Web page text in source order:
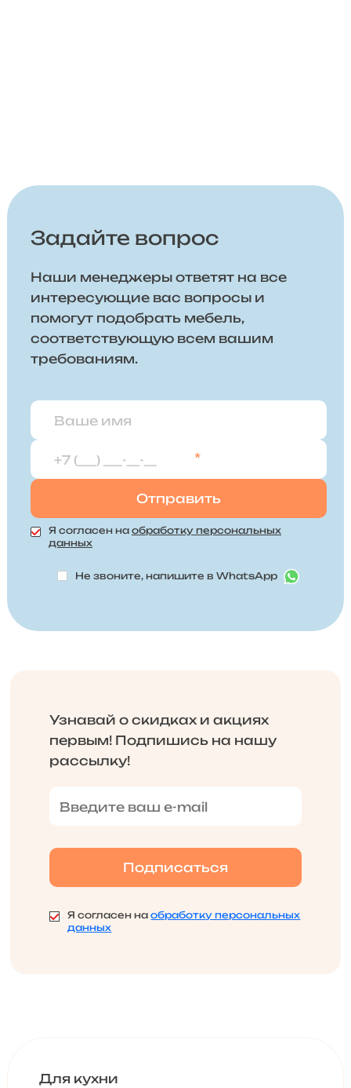
Задайте вопрос
Наши менеджеры ответят на все
интересующие вас вопросы и
помогут подобрать мебель,
соответствующую всем вашим
требованиям.
*
Я согласен на обработку персональных
данных
Не звоните, напишите в WhatsApp
Узнавай о скидках и акциях
первым! Подпишись на нашу
рассылку!
Я согласен наобработку персональных
данных
Для кухни